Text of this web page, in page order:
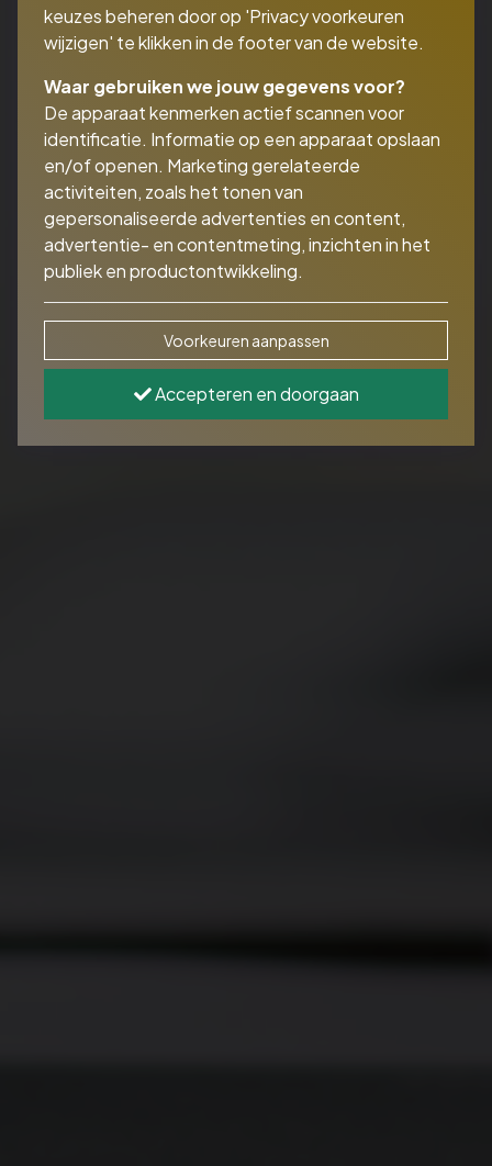
keuzes beheren door op 'Privacy voorkeuren
wijzigen' te klikken in de footer van de website.
Waar gebruiken we jouw gegevens voor?
De apparaat kenmerken actief scannen voor
identificatie. Informatie op een apparaat opslaan
en/of openen. Marketing gerelateerde
activiteiten, zoals het tonen van
gepersonaliseerde advertenties en content,
advertentie- en contentmeting, inzichten in het
publiek en productontwikkeling.
Voorkeuren aanpassen
Accepteren en doorgaan